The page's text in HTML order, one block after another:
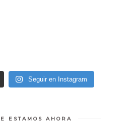
Seguir en Instagram
ESTAMOS AHORA